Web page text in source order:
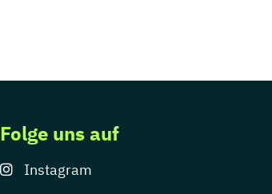
Folge uns auf
Instagram